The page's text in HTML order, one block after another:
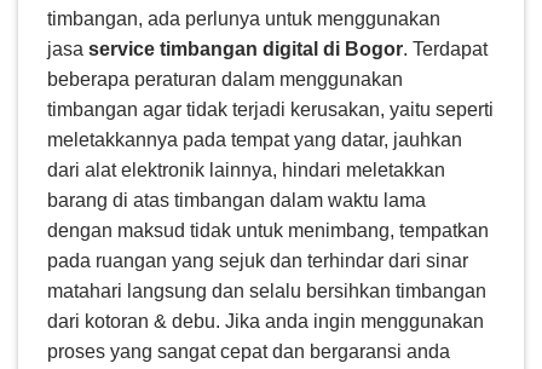
timbangan, ada perlunya untuk menggunakan
jasa service timbangan digital di Bogor. Terdapat
beberapa peraturan dalam menggunakan
timbangan agar tidak terjadi kerusakan, yaitu seperti
meletakkannya pada tempat yang datar, jauhkan
dari alat elektronik lainnya, hindari meletakkan
barang di atas timbangan dalam waktu lama
dengan maksud tidak untuk menimbang, tempatkan
pada ruangan yang sejuk dan terhindar dari sinar
matahari langsung dan selalu bersihkan timbangan
dari kotoran & debu. Jika anda ingin menggunakan
proses yang sangat cepat dan bergaransi anda